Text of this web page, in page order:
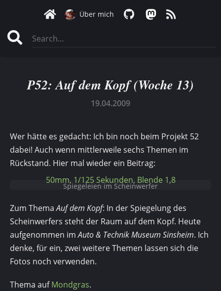
Über mich
P52: Auf dem Kopf (Woche 13)
19.04.2009
Wer hätte es gedacht: Ich bin noch beim Projekt 52
dabei! Auch wenn mittlerweile sechs Themen im
Rückstand. Hier mal wieder ein Beitrag:
50mm, 1/125 Sekunden, Blende 1,8
Spiegeleien im Scheinwerfer
Zum ThemaAuf dem Kopf: In der Spiegelung des
Scheinwerfers steht der Raum auf dem Kopf. Heute
aufgenommen imAuto & Technik Museum Sinsheim. Ich
denke, für ein, zwei weitere Themen lassen sich die
Fotos noch verwenden.
Thema aufMondgras.